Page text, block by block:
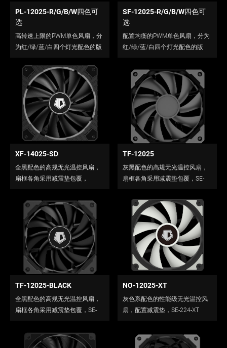
PL-12025-R/G/B/W四色可
选
高转速上限的PWM单色风扇，分
为红/绿/蓝/白四个灯光配色的版
SF-12025-R/G/B/W四色可
选
配置均衡的PWM单色风扇，分为
红/绿/蓝/白四个灯光配色的版
XF-14025-SD
全黑配色的高规无光温控风扇，
扇框各角采用减震垫包覆，
TF-12025
灰黑配色的高规无光温控风扇，
扇框各角采用减震垫包覆，SE-
TF-12025-BLACK
全黑配色的高规无光温控风扇，
扇框各角采用减震垫包覆，SE-
扇。
NO-12025-XT
灰色系配色的性能级无光温控风
扇，配置减震垫，SE-224-XT